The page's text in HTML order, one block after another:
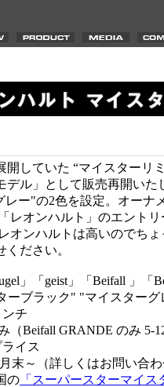
していた “マイスターリ
デル」として販売再開い
レー"の2色を設定。オーナ
レオンハルト」のエント
オンハルトは高いのでち
ださい。
」「geist」「Beifall 」「
ーブラック" "マイスターグ
チ
（Beifall GRANDE のみ 5-
イス
末～（詳しくはお問い合
の 「スーパースターマイ